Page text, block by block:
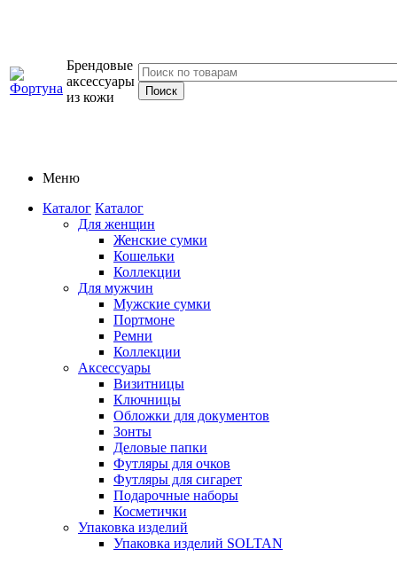
Брендовые
аксессуары
из кожи
Меню
Каталог Каталог
Для женщин
Женские сумки
Кошельки
Коллекции
Для мужчин
Мужские сумки
Портмоне
Ремни
Коллекции
Аксессуары
Визитницы
Ключницы
Обложки для документов
Зонты
Деловые папки
Футляры для очков
Футляры для сигарет
Подарочные наборы
Косметички
Упаковка изделий
Упаковка изделий SOLTAN